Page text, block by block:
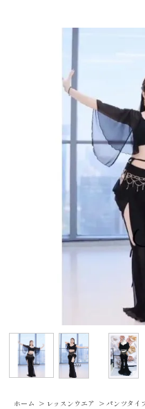
ホーム > レッスンウエア > パンツタイ